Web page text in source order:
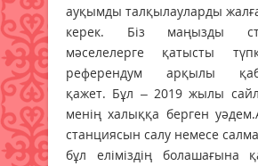
ауқымды талқылауларды
керек. Біз маңызды
мәселелерге қатысты
референдум арқылы
қажет. Бұл – 2019 жылы
менің халыққа берген
станциясын салу немесе
бұл еліміздің болашағына